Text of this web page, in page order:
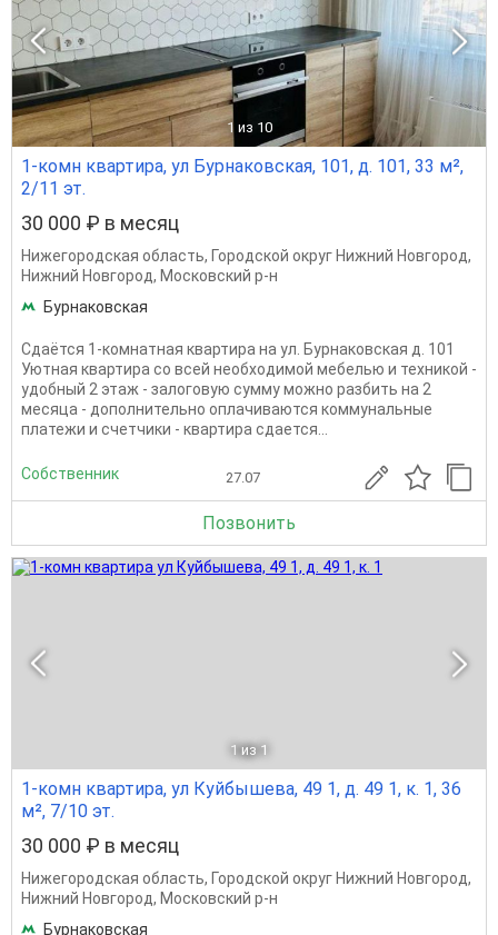
1 из 10
1-комн квартира, ул Бурнаковская, 101, д. 101, 33 м²,
2/11 эт.
30 000 ₽ в месяц
Нижегородская область, Городской округ Нижний Новгород,
Нижний Новгород, Московский р-н
Бурнаковская
Сдаётся 1-комнатная квартира на ул. Бурнаковская д. 101
Уютная квартира со всей необходимой мебелью и техникой -
удобный 2 этаж - залоговую сумму можно разбить на 2
месяца - дополнительно оплачиваются коммунальные
платежи и счетчики - квартира сдается...
Собственник 27.07
Позвонить
1 из 1
1-комн квартира, ул Куйбышева, 49 1, д. 49 1, к. 1, 36
м², 7/10 эт.
30 000 ₽ в месяц
Нижегородская область, Городской округ Нижний Новгород,
Нижний Новгород, Московский р-н
Бурнаковская